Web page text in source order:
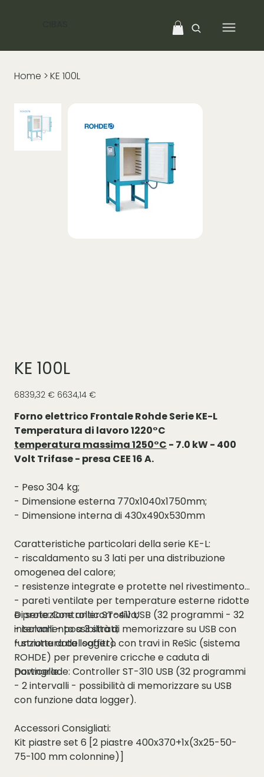
Home >KE 100L
KE 100L
Prezzo
originale
6839,32 € Prezzo
scontato
6634,14 €
Forno elettrico Frontale Rohde Serie KE-L
Temperatura di lavoro 1220°C
temperatura massima 1250°C - 7.0 kW - 400
Volt Trifase - presa CEE 16 A.
- Peso 304 kg;
- Dimensione esterna 770x1040x1750mm;
- Dimensione interna di 430x490x530mm
Caratteristiche particolari della serie KE-L:
- riscaldamento su 3 lati per una distribuzione
omogenea del calore;
- resistenze integrate e protette nel rivestimento;
- pareti ventilate per temperature esterne ridotte
e protezione anticorrosiva;
- isolamento a 3 strati;
- struttura del soffitto con travi in ReSic (sistema
ROHDE) per prevenire cricche e caduta di
particelle.
Di serie: Controller ST-411 USB (32 programmi - 32
intervalli - possibilità di memorizzare su USB con
funzione data logger).
Downgrade: Controller ST-310 USB (32 programmi
- 2 intervalli - possibilità di memorizzare su USB
con funzione data logger).
Accessori Consigliati:
Kit piastre set 6 [2 piastre 400x370+1x(3x25-50-
75-100 mm colonnine)]